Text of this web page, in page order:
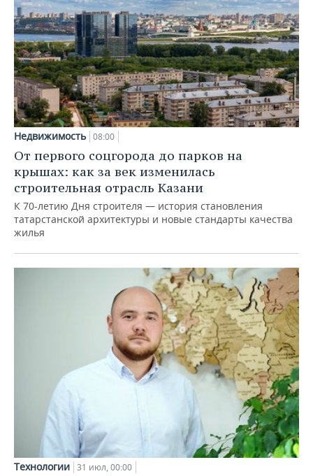
Недвижимость 08:00
От первого соцгорода до парков на
крышах: как за век изменилась
строительная отрасль Казани
К 70-летию Дня строителя — история становления
татарстанской архитектуры и новые стандарты качества
жилья
Технологии 31 июл, 00:00